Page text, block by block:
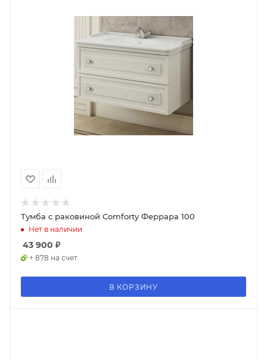
Тумба с раковиной Comforty Феррара 100
Нет в наличии
43 900 ₽
+ 878 на счет
В КОРЗИНУ